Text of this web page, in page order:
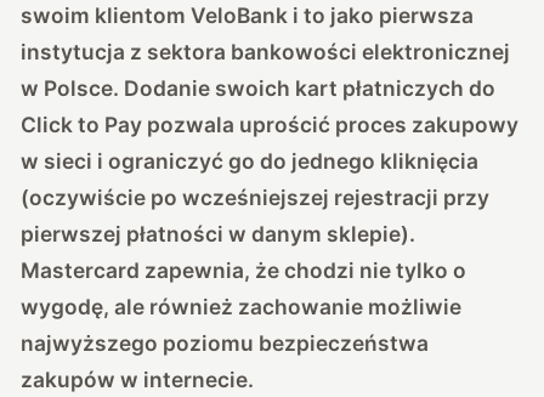
swoim klientom VeloBank i to jako pierwsza
instytucja z sektora bankowości elektronicznej
w Polsce. Dodanie swoich kart płatniczych do
Click to Pay pozwala uprościć proces zakupowy
w sieci i ograniczyć go do jednego kliknięcia
(oczywiście po wcześniejszej rejestracji przy
pierwszej płatności w danym sklepie).
Mastercard zapewnia, że chodzi nie tylko o
wygodę, ale również zachowanie możliwie
najwyższego poziomu bezpieczeństwa
zakupów w internecie.